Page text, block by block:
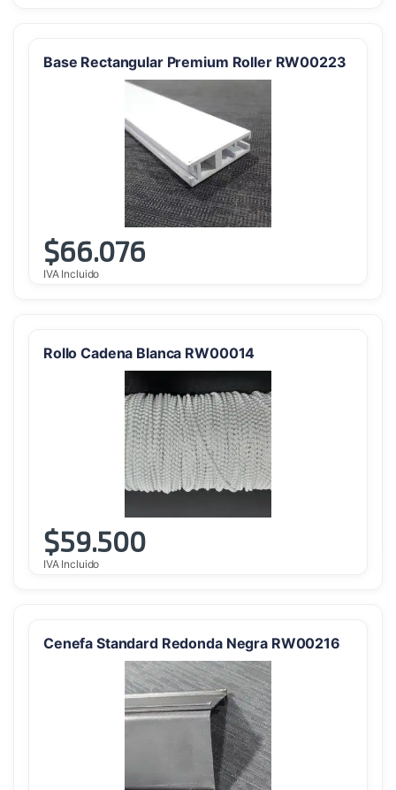
Base Rectangular Premium Roller RW00223
$66.076
IVA Incluido
Rollo Cadena Blanca RW00014
$59.500
IVA Incluido
Cenefa Standard Redonda Negra RW00216